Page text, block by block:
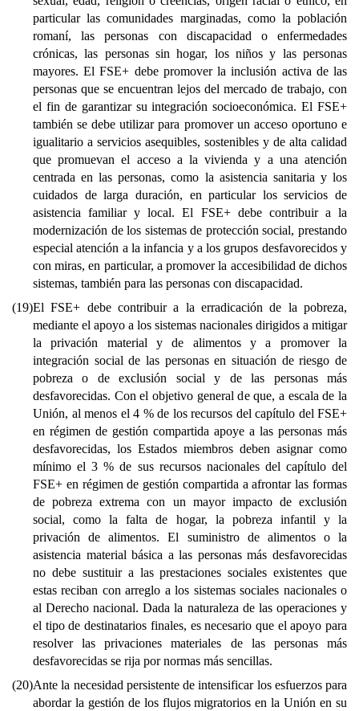
particular las comunidades marginadas, como la población
romaní, las personas con discapacidad o enfermedades
crónicas, las personas sin hogar, los niños y las personas
mayores. El FSE+ debe promover la inclusión activa de las
personas que se encuentran lejos del mercado de trabajo, con
el fin de garantizar su integración socioeconómica. El FSE+
también se debe utilizar para promover un acceso oportuno e
igualitario a servicios asequibles, sostenibles y de alta calidad
que promuevan el acceso a la vivienda y a una atención
centrada en las personas, como la asistencia sanitaria y los
cuidados de larga duración, en particular los servicios de
asistencia familiar y local. El FSE+ debe contribuir a la
modernización de los sistemas de protección social, prestando
especial atención a la infancia y a los grupos desfavorecidos y
con miras, en particular, a promover la accesibilidad de dichos
sistemas, también para las personas con discapacidad.
(19)El FSE+ debe contribuir a la erradicación de la pobreza,
mediante el apoyo a los sistemas nacionales dirigidos a mitigar
la privación material y de alimentos y a promover la
integración social de las personas en situación de riesgo de
pobreza o de exclusión social y de las personas más
desfavorecidas. Con el objetivo general de que, a escala de la
Unión, al menos el 4 % de los recursos del capítulo del FSE+
en régimen de gestión compartida apoye a las personas más
desfavorecidas, los Estados miembros deben asignar como
mínimo el 3 % de sus recursos nacionales del capítulo del
FSE+ en régimen de gestión compartida a afrontar las formas
de pobreza extrema con un mayor impacto de exclusión
social, como la falta de hogar, la pobreza infantil y la
privación de alimentos. El suministro de alimentos o la
asistencia material básica a las personas más desfavorecidas
no debe sustituir a las prestaciones sociales existentes que
estas reciban con arreglo a los sistemas sociales nacionales o
al Derecho nacional. Dada la naturaleza de las operaciones y
el tipo de destinatarios finales, es necesario que el apoyo para
resolver las privaciones materiales de las personas más
desfavorecidas se rija por normas más sencillas.
(20)Ante la necesidad persistente de intensificar los esfuerzos para
abordar la gestión de los flujos migratorios en la Unión en su